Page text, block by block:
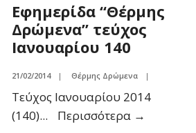
Εφημερίδα “Θέρμης
Δρώμενα” τεύχος
Ιανουαρίου 140
21/02/2014 | Θέρμης Δρώμενα |
Τεύχος Ιανουαρίου 2014
(140)... Περισσότερα →